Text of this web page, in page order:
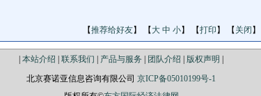
【推荐给好友】 【 大 中 小】 【打印 】 【 关闭 】
本站介绍 联系我们 产品与服务 团队介绍 版权声明
北京赛诺亚信息咨询有限公司 京ICP备05010199号-1